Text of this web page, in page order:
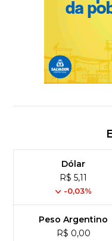
Dólar
R$ 5,11
-0,03%
Peso Argentino
R$ 0,00